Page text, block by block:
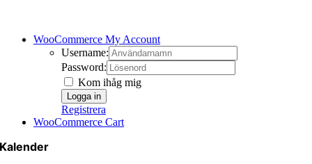
WooCommerce My Account
Username:
Password:
Kom ihåg mig
Registrera
WooCommerce Cart
Kalender